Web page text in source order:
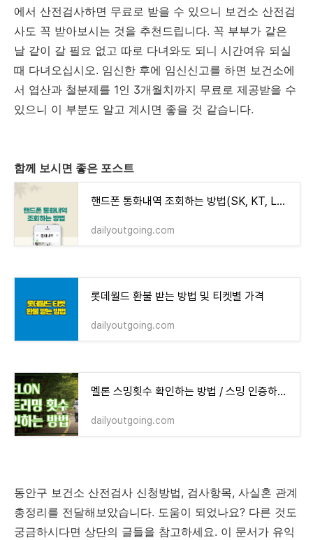
에서 산전검사하면 무료로 받을 수 있으니 보건소 산전검
사도 꼭 받아보시는 것을 추천드립니다. 꼭 부부가 같은
날 같이 갈 필요 없고 따로 다녀와도 되니 시간여유 되실
때 다녀오십시오. 임신한 후에 임신신고를 하면 보건소에
서 엽산과 철분제를 1인 3개월치까지 무료로 제공받을 수
있으니 이 부분도 알고 계시면 좋을 것 같습니다.
함께 보시면 좋은 포스트
핸드폰 통화내역 조회하는 방법(SK, KT, LG U+)
dailyoutgoing.com
롯데월드 환불 받는 방법 및 티켓별 가격
dailyoutgoing.com
멜론 스밍횟수 확인하는 방법 / 스밍 인증하는 방법
dailyoutgoing.com
동안구 보건소 산전검사 신청방법, 검사항목, 사실혼 관계
총정리를 전달해보았습니다. 도움이 되었나요? 다른 것도
궁금하시다면 상단의 글들을 참고하세요. 이 문서가 유익